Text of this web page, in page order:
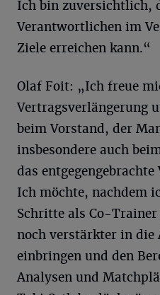
Ich bin zuversichtlich,
Verantwortlichen im
Ziele erreichen kann.“
Olaf Foit: „Ich freue
Vertragsverlängerung
beim Vorstand, der
insbesondere auch
das
Ich möchte, nachdem
Schritte als Co-
noch verstärkter in die
einbringen und den
Analysen und